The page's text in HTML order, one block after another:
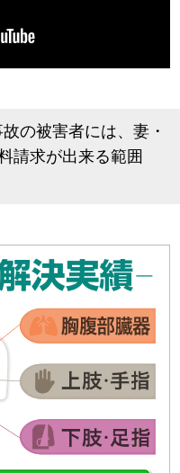
の被害者には、妻・
請求が出来る範囲